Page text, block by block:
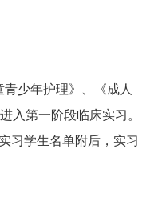
少年护理》、《成人
入第一阶段临床实习。
习学生名单附后，实习